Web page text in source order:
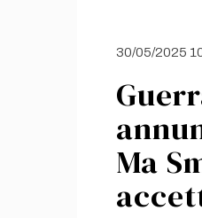
30/05/2025
Ma